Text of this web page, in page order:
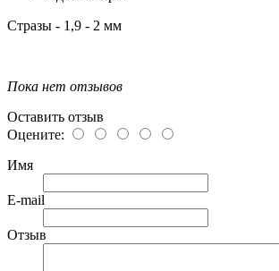
Стразы - 1,9 - 2 мм
Пока нет отзывов
Оставить отзыв
Оцените:
Имя
E-mail
Отзыв